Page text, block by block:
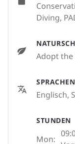
Diving,
Adopt the
SPRACHEN
Englisch,
STUNDEN
Mon: